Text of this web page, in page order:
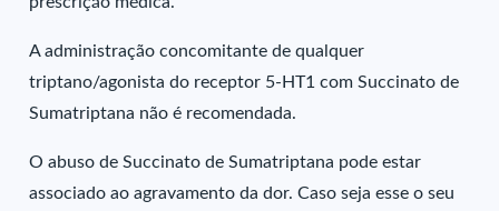
A administração concomitante de qualquer
triptano/agonista do receptor 5-HT1 com Succinato de
Sumatriptana não é recomendada.
O abuso de Succinato de Sumatriptana pode estar
associado ao agravamento da dor. Caso seja esse o seu